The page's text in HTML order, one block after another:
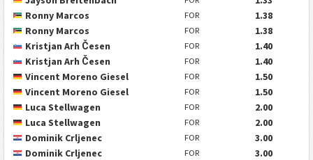
Ronny Marcos
FOR
1.38
Ronny Marcos
FOR
1.38
Kristjan Arh Česen
FOR
1.40
Kristjan Arh Česen
FOR
1.40
Vincent Moreno Giesel
FOR
1.50
Vincent Moreno Giesel
FOR
1.50
Luca Stellwagen
FOR
2.00
Luca Stellwagen
FOR
2.00
Dominik Crljenec
FOR
3.00
Dominik Crljenec
FOR 3.00